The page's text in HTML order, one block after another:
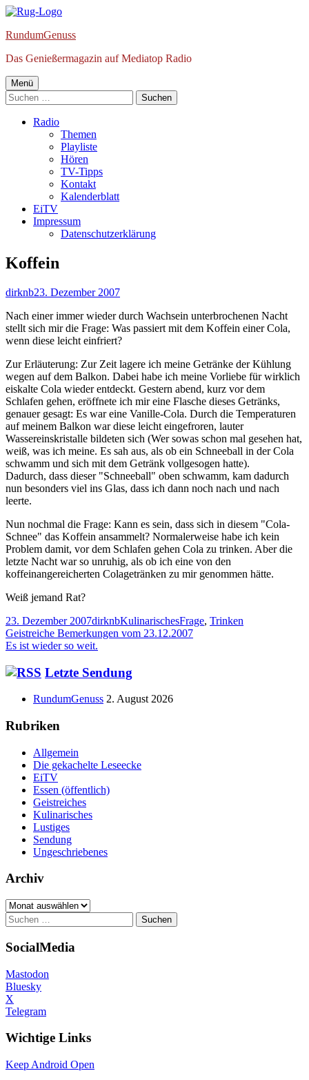
Springe
Inhalt
RundumGenuss
Das Genießermagazin auf Mediatop Radio
Primäres
Menü
Menü
Suchen
nach:
Radio
Themen
Playliste
Hören
TV-Tipps
Kontakt
Kalenderblatt
EiTV
Impressum
Datenschutzerklärung
Koffein
Autor
dirknbVeröffentlicht
23. Dezember 2007
Nach einer immer wieder durch Wachsein unterbrochenen Nacht
stellt sich mir die Frage: Was passiert mit dem Koffein einer Cola,
wenn diese leicht einfriert?
Zur Erläuterung: Zur Zeit lagere ich meine Getränke der Kühlung
wegen auf dem Balkon. Dabei habe ich meine Vorliebe für wirklich
eiskalte Cola wieder entdeckt. Gestern abend, kurz vor dem
Schlafen gehen, eröffnete ich mir eine Flasche dieses Getränks,
genauer gesagt: Es war eine Vanille-Cola. Durch die Temperaturen
auf meinem Balkon war diese leicht eingefroren, lauter
Wassereinskristalle bildeten sich (Wer sowas schon mal gesehen hat,
weiß, was ich meine. Es sah aus, als ob ein Schneeball in der Cola
schwamm und sich mit dem Getränk vollgesogen hatte).
Dadurch, dass dieser "Schneeball" oben schwamm, kam dadurch
nun besonders viel ins Glas, dass ich dann noch nach und nach
leerte.
Nun nochmal die Frage: Kann es sein, dass sich in diesem "Cola-
Schnee" das Koffein ansammelt? Normalerweise habe ich kein
Problem damit, vor dem Schlafen gehen Cola zu trinken. Aber die
letzte Nacht war so unruhig, als ob ich eine von den
koffeinangereicherten Colagetränken zu mir genommen hätte.
Weiß jemand Rat?
Veröffentlicht
am
23. Dezember 2007Autor
dirknbKategorien
KulinarischesSchlagwörter
Frage, Trinken
Beitragsnavigation
Vorheriger
Beitrag:
Geistreiche Bemerkungen vom 23.12.2007
Nächster
Es ist wieder so weit.
Haupt-
Seitenleiste
Letzte Sendung
RundumGenuss 2. August 2026
Rubriken
Allgemein
Die gekachelte Leseecke
EiTV
Essen (öffentlich)
Geistreiches
Kulinarisches
Lustiges
Sendung
Ungeschriebenes
Archiv
Archiv
Suchen
nach:
SocialMedia
Mastodon
Bluesky
X
Telegram
Wichtige Links
Keep Android Open